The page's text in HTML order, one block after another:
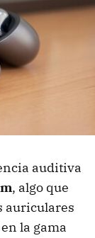
auditiva
, algo que
auriculares
la gama